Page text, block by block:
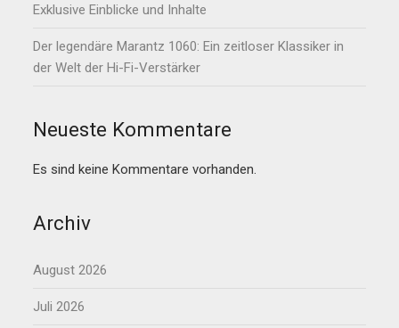
Exklusive Einblicke und Inhalte
Der legendäre Marantz 1060: Ein zeitloser Klassiker in
der Welt der Hi-Fi-Verstärker
Neueste Kommentare
Es sind keine Kommentare vorhanden.
Archiv
August 2026
Juli 2026